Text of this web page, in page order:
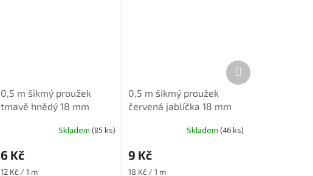
0,5 m šikmý proužek
tmavě hnědý 18 mm
Skladem(85 ks)
6 Kč
Měrná
12 Kč / 1 m
0,5 m šikmý proužek
červená jablíčka 18 mm
Skladem (46 ks)
9 Kč
Měrná
18 Kč / 1 m
Další
produkt